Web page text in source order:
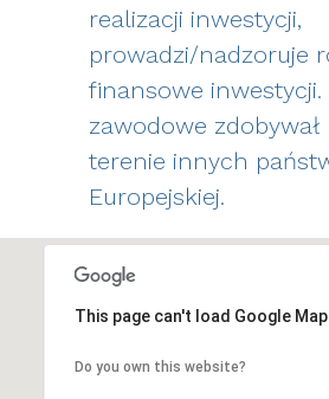
realizacji inwestycji,
prowadzi/nadzoruje
finansowe inwestycji.
zawodowe
terenie innych
Europejskiej.
This page can't load Google
Do you own this website?